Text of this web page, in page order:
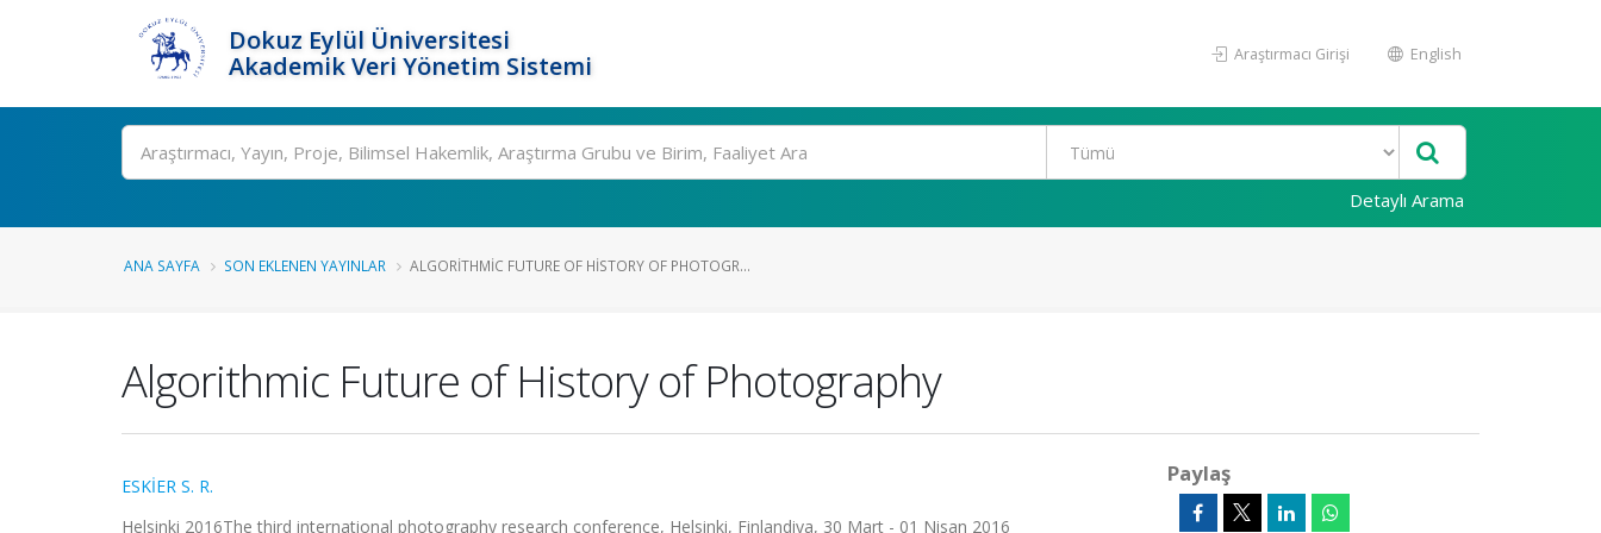
Dokuz Eylül Üniversitesi
Akademik Veri Yönetim Sistemi
Araştırmacı Girişi English
Ara
Detaylı Arama
ANA SAYFA SON EKLENEN YAYINLAR ALGORITHMIC FUTURE OF HISTORY OF PHOTOGR...
Algorithmic Future of History of Photography
ESKİER S. R.
Helsinki 2016The third international photography research conference, Helsinki, Finlandiya, 30 Mart - 01 Nisan 2016
Paylaş